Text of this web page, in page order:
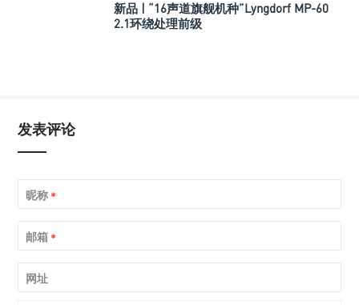
新品 | “16声道旗舰机种”Lyngdorf MP-60
2.1环绕处理前级
发表评论
昵称 *
邮箱 *
网址